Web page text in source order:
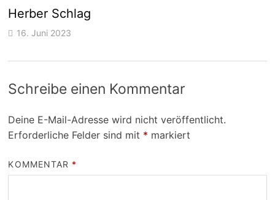
Herber Schlag
16. Juni 2023
Schreibe einen Kommentar
Deine E-Mail-Adresse wird nicht veröffentlicht.
Erforderliche Felder sind mit * markiert
KOMMENTAR *